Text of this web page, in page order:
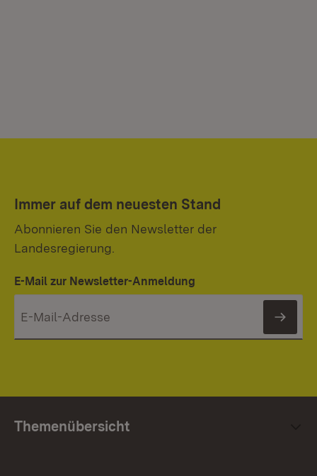
Immer auf dem neuesten Stand
Abonnieren Sie den Newsletter der
Landesregierung.
E-Mail zur Newsletter-Anmeldung
Themenübersicht